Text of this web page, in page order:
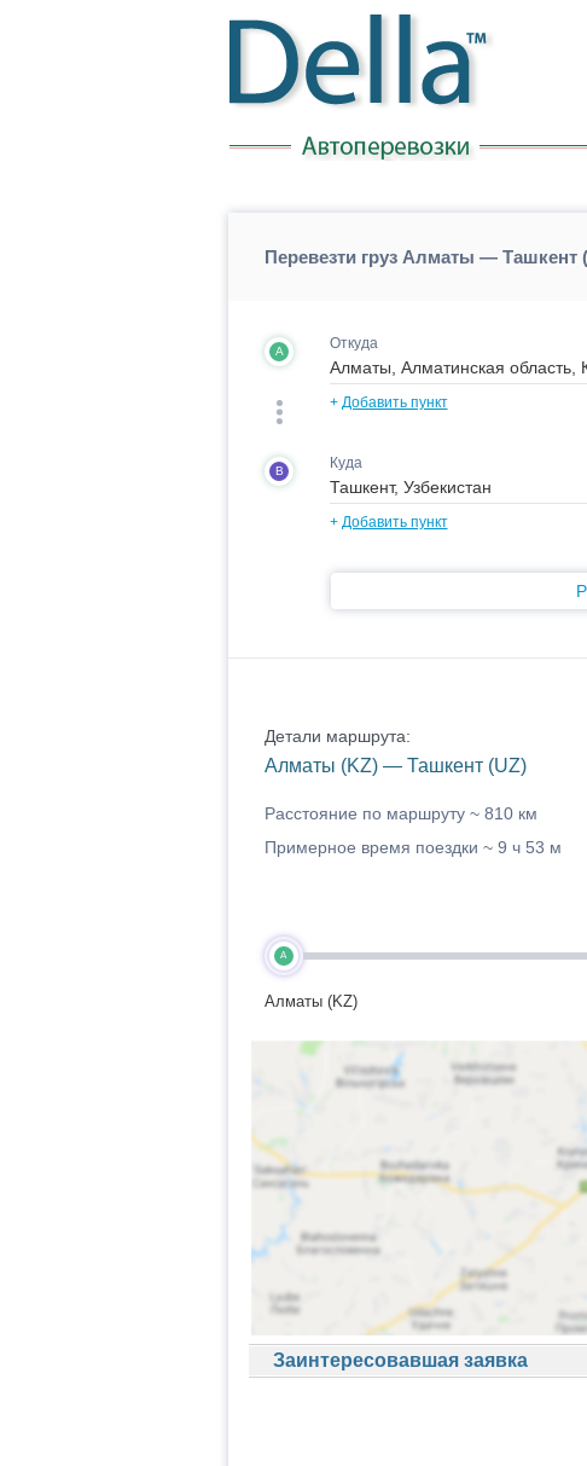
Перевезти груз Алматы —
A Откуда
+ Добавить пункт
B Куда
+ Добавить пункт
Детали маршрута:
Алматы (KZ) — Ташкент (UZ)
Расстояние по маршруту ~ 810 км
Примерное время поездки ~ 9 ч 53 м
A
Алматы (KZ)
Заинтересовавшая заявка